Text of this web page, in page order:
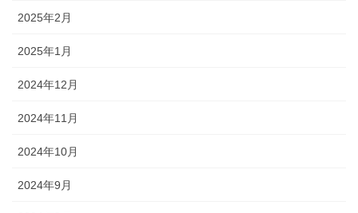
2025年2月
2025年1月
2024年12月
2024年11月
2024年10月
2024年9月